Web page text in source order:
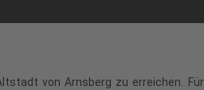
von Arnsberg zu erreichen.